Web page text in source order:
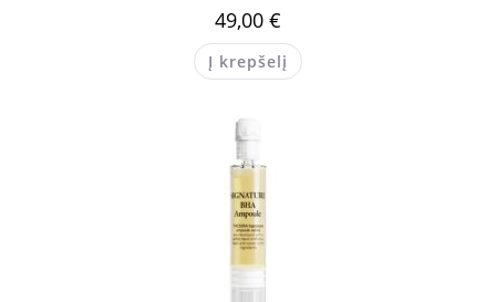
49,00 €
Į krepšelį